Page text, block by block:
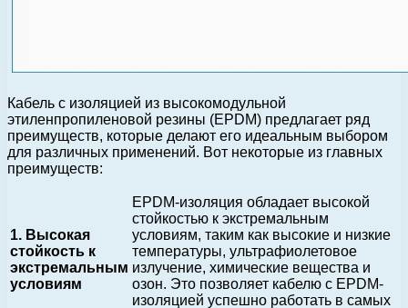
Кабель с изоляцией из высокомодульной
этиленпропиленовой резины (EPDM) предлагает ряд
преимуществ, которые делают его идеальным выбором
для различных применений. Вот некоторые из главных
преимуществ:
1. Высокая
стойкость к
экстремальным
условиям
EPDM-изоляция обладает высокой
стойкостью к экстремальным
условиям, таким как высокие и низкие
температуры, ультрафиолетовое
излучение, химические вещества и
озон. Это позволяет кабелю с EPDM-
изоляцией успешно работать в самых